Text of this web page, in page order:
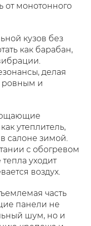
от монотонного
кузов без
как барабан,
делая
ровным и
утеплитель,
салоне зимой.
с обогревом
уходит
воздух.
часть
панели не
шум, но и